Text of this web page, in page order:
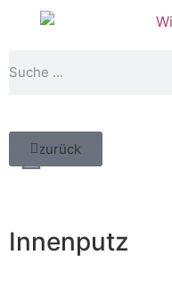
zurück
Innenputz